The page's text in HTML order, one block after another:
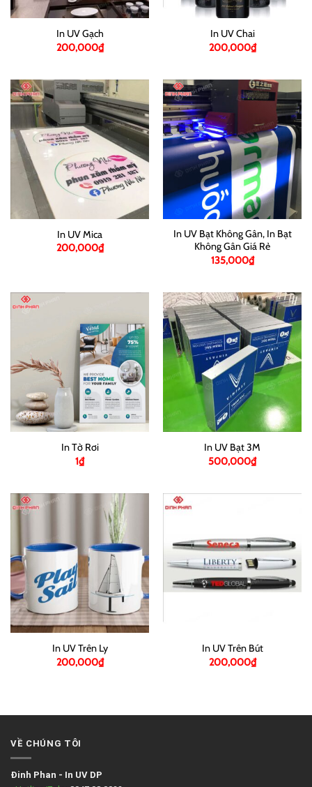
In UV Gạch
200,000₫
In UV Chai
200,000₫
In UV Mica
200,000₫
In UV Bạt Không Gân, In Bạt
Không Gân Giá Rẻ
135,000₫
In Tờ Rơi
1₫
In UV Bạt 3M
500,000₫
In UV Trên Ly
200,000₫
In UV Trên Bút
200,000₫
VỀ CHÚNG TÔI
Đinh Phan - In UV DP